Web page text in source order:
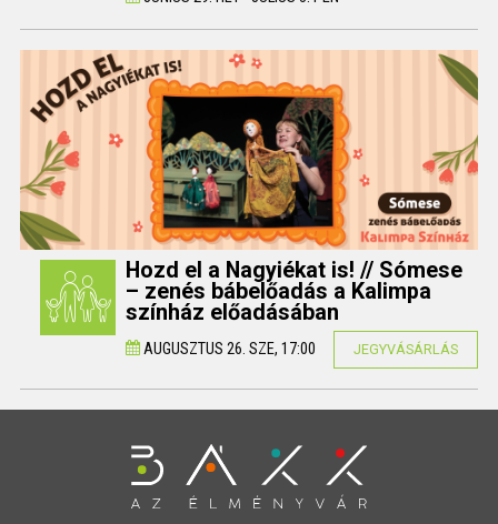
Hozd el a Nagyiékat is! // Sómese
– zenés bábelőadás a Kalimpa
színház előadásában
AUGUSZTUS 26. SZE, 17:00 JEGYVÁSÁRLÁS